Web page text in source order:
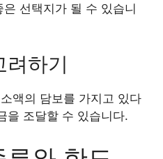
선택지가 될 수 있습니
하기
액의 담보를 가지고 있다
을 조달할 수 있습니다.